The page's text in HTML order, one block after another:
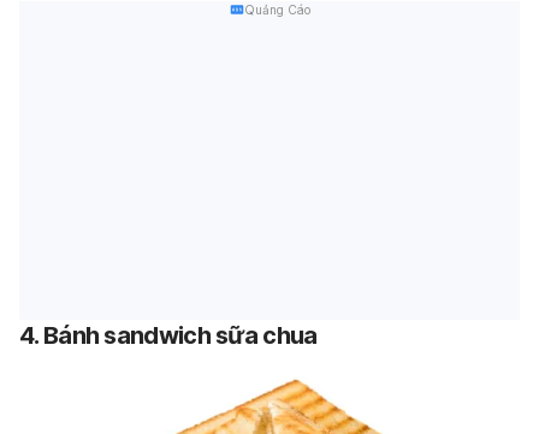
Quảng Cáo
4. Bánh sandwich sữa chua